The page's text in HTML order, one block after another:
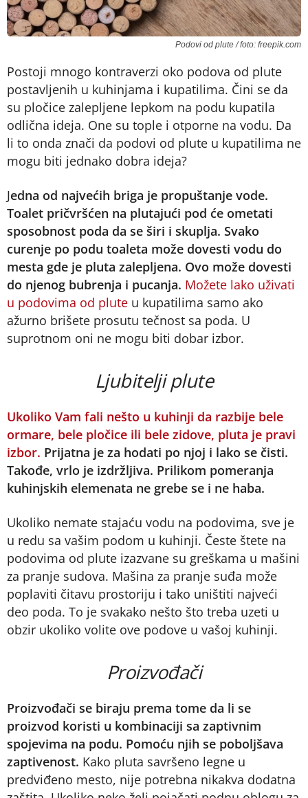
Podovi od plute / foto: freepik.com
Postoji mnogo kontraverzi oko podova od plute
postavljenih u kuhinjama i kupatilima. Čini se da
su pločice zalepljene lepkom na podu kupatila
odlična ideja. One su tople i otporne na vodu. Da
li to onda znači da podovi od plute u kupatilima ne
mogu biti jednako dobra ideja?
Jedna od najvećih briga je propuštanje vode.
Toalet pričvršćen na plutajući pod će ometati
sposobnost poda da se širi i skuplja. Svako
curenje po podu toaleta može dovesti vodu do
mesta gde je pluta zalepljena. Ovo može dovesti
do njenog bubrenja i pucanja. Možete lako uživati
u podovima od plute u kupatilima samo ako
ažurno brišete prosutu tečnost sa poda. U
suprotnom oni ne mogu biti dobar izbor.
Ljubitelji plute
Ukoliko Vam fali nešto u kuhinji da razbije bele
ormare, bele pločice ili bele zidove, pluta je pravi
izbor. Prijatna je za hodati po njoj i lako se čisti.
Takođe, vrlo je izdržljiva. Prilikom pomeranja
kuhinjskih elemenata ne grebe se i ne haba.
Ukoliko nemate stajaću vodu na podovima, sve je
u redu sa vašim podom u kuhinji. Česte štete na
podovima od plute izazvane su greškama u mašini
za pranje sudova. Mašina za pranje suđa može
poplaviti čitavu prostoriju i tako uništiti najveći
deo poda. To je svakako nešto što treba uzeti u
obzir ukoliko volite ove podove u vašoj kuhinji.
Proizvođači
Proizvođači se biraju prema tome da li se
proizvod koristi u kombinaciji sa zaptivnim
spojevima na podu. Pomoću njih se poboljšava
zaptivenost. Kako pluta savršeno legne u
predviđeno mesto, nije potrebna nikakva dodatna